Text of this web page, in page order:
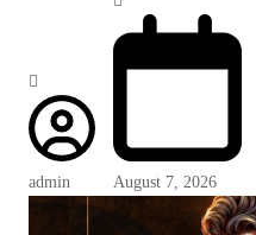
admin August 7, 2026